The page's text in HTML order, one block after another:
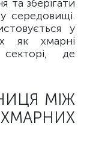
та зберігати
середовищі.
у
як хмарні
де
МІЖ